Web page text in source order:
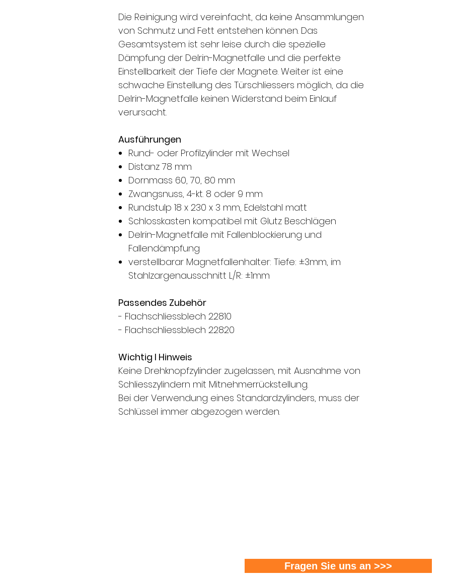
Die Reinigung wird vereinfacht, da keine Ansammlungen
von Schmutz und Fett entstehen können. Das
Gesamtsystem ist sehr leise durch die spezielle
Dämpfung der Delrin-Magnetfalle und die perfekte
Einstellbarkeit der Tiefe der Magnete. Weiter ist eine
schwache Einstellung des Türschliessers möglich, da die
Delrin-Magnetfalle keinen Widerstand beim Einlauf
verursacht.
Ausführungen
Rund- oder Profilzylinder mit Wechsel
Distanz 78 mm
Dornmass 60, 70, 80 mm
Zwangsnuss, 4-kt. 8 oder 9 mm
Rundstulp 18 x 230 x 3 mm, Edelstahl matt
Schlosskasten kompatibel mit Glutz Beschlägen
Delrin-Magnetfalle mit Fallenblockierung und
Fallendämpfung
​verstellbarar Magnetfallenhalter: Tiefe: ±3mm, im
Stahlzargenausschnitt L/R: ±1mm
Passendes Zubehör
- Flachschliessblech 22810
- Flachschliessblech 22820
Wichtig l Hinweis
Keine Drehknopfzylinder zugelassen, mit Ausnahme von
Schliesszylindern mit Mitnehmerrückstellung.
Bei der Verwendung eines Standardzylinders, muss der
Schlüssel immer abgezogen werden.
Fragen Sie uns an >>>